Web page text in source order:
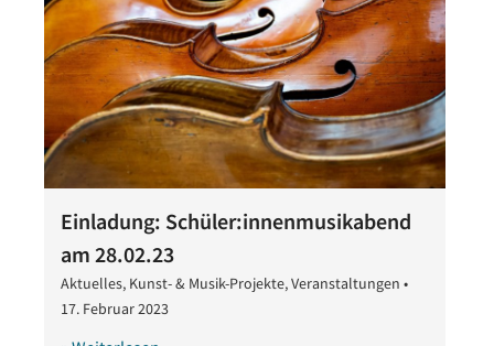
Einladung: Schüler:innenmusikabend
am 28.02.23
Aktuelles, Kunst- & Musik-Projekte,Veranstaltungen •
17. Februar 2023